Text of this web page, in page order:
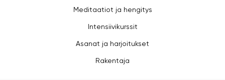
Meditaatiot ja hengitys
Intensiivikurssit
Asanat ja harjoitukset
Rakentaja